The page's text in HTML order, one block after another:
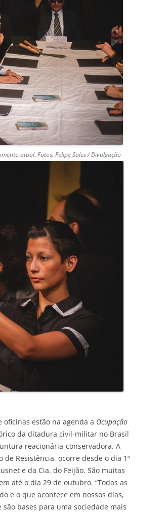
atual. Fotos: Felipe Sales / Divulgação
estão na agenda a Ocupação
da ditadura civil-militar no Brasil
reacionária-conservadora. A
Resistência, ocorre desde o dia 1º
e da Cia. do Feijão. São muitas
até o dia 29 de outubro. “Todas as
e o que acontece em nossos dias,
bases para uma sociedade mais